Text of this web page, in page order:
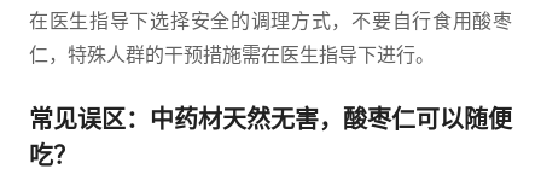
在医生指导下选择安全的调理方式，不要自行食用酸枣
仁，特殊人群的干预措施需在医生指导下进行。
常见误区：中药材天然无害，酸枣仁可以随便
吃？